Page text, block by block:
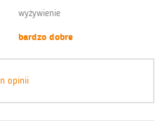
wyżywienie
bardzo dobre
opinii